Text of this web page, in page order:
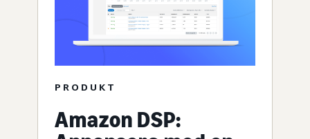
PRODUKT
Amazon DSP: